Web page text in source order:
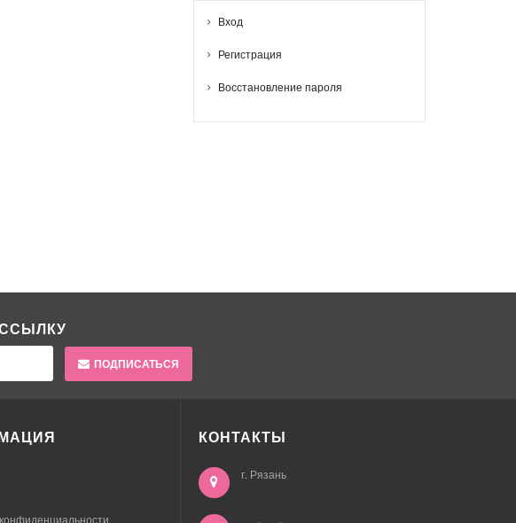
Вход
Регистрация
Восстановление пароля
ПОДПИСАТЬСЯ
КОНТАКТЫ
г. Рязань